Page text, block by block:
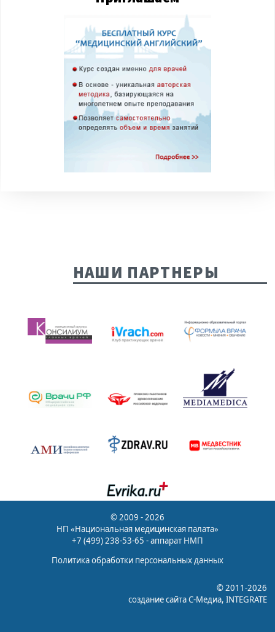
НАШИ ПАРТНЕРЫ
© 2009 - 2026
НП «Национальная медицинская палата»
+7 (499) 238-53-65 - аппарат НМП
Политика обработки персональных данных
© 2011-2026
создание сайтаС-Медиа, INTEGRATE